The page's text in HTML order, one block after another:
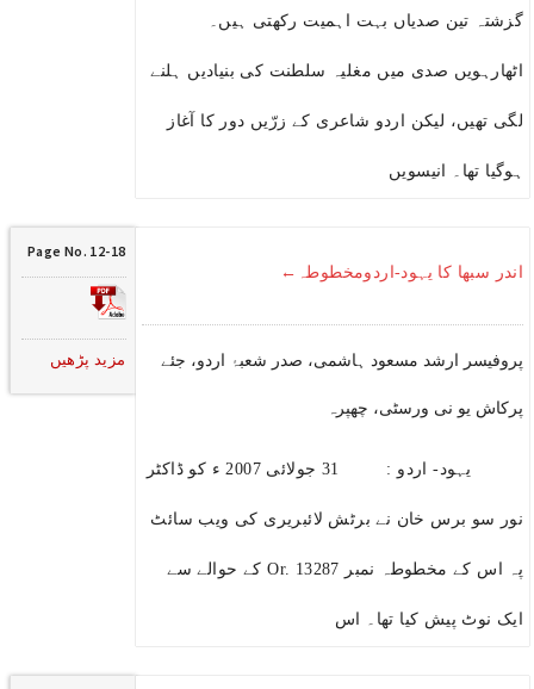
گزشتہ تین صدیاں بہت اہمیت رکھتی ہیں۔
اٹھارہویں صدی میں مغلیہ سلطنت کی بنیادیں ہلنے
لگی تھیں، لیکن اردو شاعری کے زرّیں دور کا آغاز
ہوگیا تھا۔ انیسویں
اندر سبھا کا یہود-اردومخطوطہ←
پروفیسر ارشد مسعود ہاشمی، صدر شعبۂ اردو، جئے
پرکاش یو نی ورسٹی، چھپرہ
یہود- اردو : 31 جولائی 2007 ء کو ڈاکٹر
نور سو برس خان نے برٹش لائبریری کی ویب سائٹ
پہ اس کے مخطوطہ نمبر Or. 13287 کے حوالے سے
ایک نوٹ پیش کیا تھا۔ اس
Page No. 12-18
مزید پڑھیں